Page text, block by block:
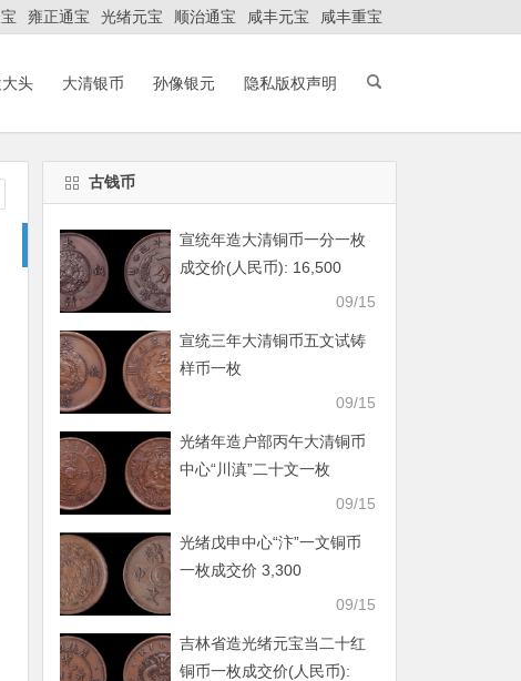
雍正通宝 光绪元宝 顺治通宝 咸丰元宝 咸丰重宝
大头 大清银币 孙像银元 隐私版权声明
古钱币
宣统年造大清铜币一分一枚
成交价(人民币): 16,500
09/15
宣统三年大清铜币五文试铸
样币一枚
09/15
光绪年造户部丙午大清铜币
中心“川滇”二十文一枚
09/15
光绪戊申中心“汴”一文铜币
一枚成交价 3,300
09/15
吉林省造光绪元宝当二十红
铜币一枚成交价(人民币):